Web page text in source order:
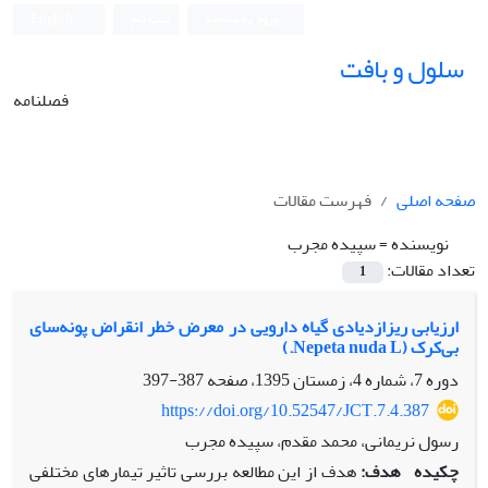
سلول و بافت
فصلنامه
صفحه اصلی
فهرست مقالات
نویسنده =سپیده مجرب
تعداد مقالات:
1
ارزیابی ریزازدیادی گیاه دارویی در معرض خطر انقراض پونه‌سای
بی‌کرک (Nepeta nuda L.)
دوره 7، شماره 4، زمستان 1395، صفحه
387-397
https://doi.org/10.52547/JCT.7.4.387
رسول نریمانی، محمد مقدم، سپیده مجرب
چکیده هدف:هدف از این مطالعه بررسی تاثیر تیمار‌های مختلفی